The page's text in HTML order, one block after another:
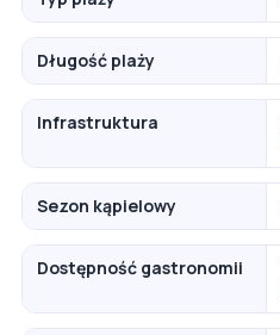
Długość plaży
Infrastruktura
Sezon kąpielowy
Dostępność gastronomii